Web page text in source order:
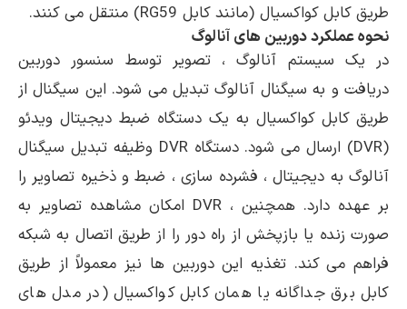
طریق کابل کواکسیال (مانند کابل RG59) منتقل می کنند.
نحوه عملکرد دوربین های آنالوگ
در یک سیستم آنالوگ ، تصویر توسط سنسور دوربین
دریافت و به سیگنال آنالوگ تبدیل می شود. این سیگنال از
طریق کابل کواکسیال به یک دستگاه ضبط دیجیتال ویدئو
(DVR) ارسال می شود. دستگاه DVR وظیفه تبدیل سیگنال
آنالوگ به دیجیتال ، فشرده سازی ، ضبط و ذخیره تصاویر را
بر عهده دارد. همچنین ، DVR امکان مشاهده تصاویر به
صورت زنده یا بازپخش از راه دور را از طریق اتصال به شبکه
فراهم می کند. تغذیه این دوربین ها نیز معمولاً از طریق
کابل برق جداگانه یا همان کابل کواکسیال (در مدل های